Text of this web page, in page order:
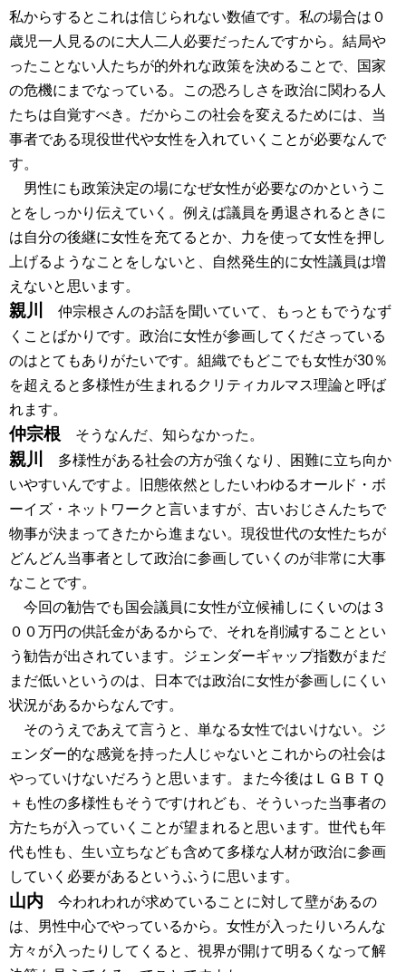
私からするとこれは信じられない数値です。私の場合は０
歳児一人見るのに大人二人必要だったんですから。結局や
ったことない人たちが的外れな政策を決めることで、国家
の危機にまでなっている。この恐ろしさを政治に関わる人
たちは自覚すべき。だからこの社会を変えるためには、当
事者である現役世代や女性を入れていくことが必要なんで
す。
男性にも政策決定の場になぜ女性が必要なのかというこ
とをしっかり伝えていく。例えば議員を勇退されるときに
は自分の後継に女性を充てるとか、力を使って女性を押し
上げるようなことをしないと、自然発生的に女性議員は増
えないと思います。
親川
仲宗根さんのお話を聞いていて、もっともでうなず
くことばかりです。政治に女性が参画してくださっている
のはとてもありがたいです。組織でもどこでも女性が30％
を超えると多様性が生まれるクリティカルマス理論と呼ば
れます。
仲宗根 そうなんだ、知らなかった。
親川
多様性がある社会の方が強くなり、困難に立ち向か
いやすいんですよ。旧態依然としたいわゆるオールド・ボ
ーイズ・ネットワークと言いますが、古いおじさんたちで
物事が決まってきたから進まない。現役世代の女性たちが
どんどん当事者として政治に参画していくのが非常に大事
なことです。
今回の勧告でも国会議員に女性が立候補しにくいのは３
００万円の供託金があるからで、それを削減することとい
う勧告が出されています。ジェンダーギャップ指数がまだ
まだ低いというのは、日本では政治に女性が参画しにくい
状況があるからなんです。
そのうえであえて言うと、単なる女性ではいけない。ジ
ェンダー的な感覚を持った人じゃないとこれからの社会は
やっていけないだろうと思います。また今後はＬＧＢＴＱ
＋も性の多様性もそうですけれども、そういった当事者の
方たちが入っていくことが望まれると思います。世代も年
代も性も、生い立ちなども含めて多様な人材が政治に参画
していく必要があるというふうに思います。
山内 今われわれが求めていることに対して壁があるの
は、男性中心でやっているから。女性が入ったりいろんな
方々が入ったりしてくると、視界が開けて明るくなって解